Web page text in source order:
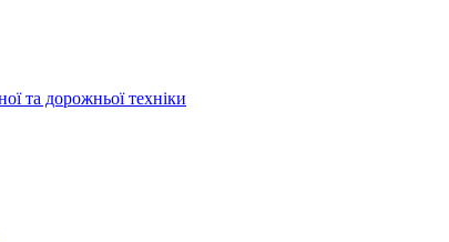
та дорожньої техніки